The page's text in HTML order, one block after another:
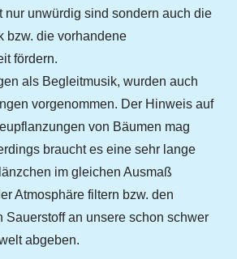
nur unwürdig sind sondern auch die
bzw. die vorhandene
fördern.
als Begleitmusik, wurden auch
vorgenommen. Der Hinweis auf
von Bäumen mag
braucht es eine sehr lange
im gleichen Ausmaß
Atmosphäre filtern bzw. den
Sauerstoff an unsere schon schwer
abgeben.